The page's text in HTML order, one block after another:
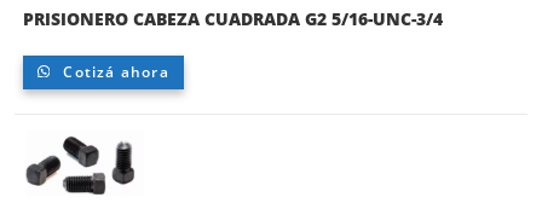
PRISIONERO CABEZA CUADRADA G2 5/16-UNC-3/4
Cotizá ahora